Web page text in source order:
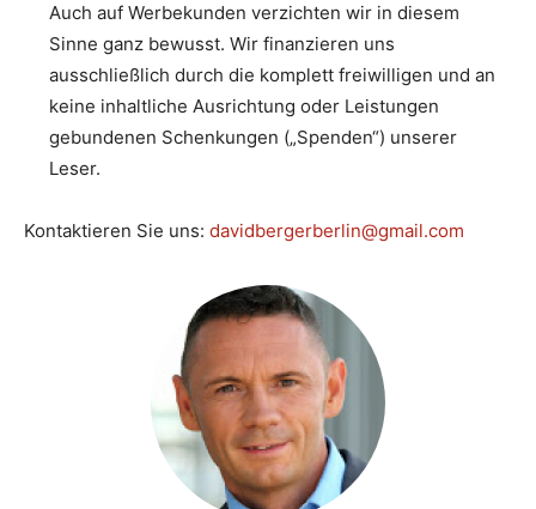
Auch auf Werbekunden verzichten wir in diesem
Sinne ganz bewusst. Wir finanzieren uns
ausschließlich durch die komplett freiwilligen und an
keine inhaltliche Ausrichtung oder Leistungen
gebundenen Schenkungen („Spenden“) unserer
Leser.
Kontaktieren Sie uns: davidbergerberlin@gmail.com